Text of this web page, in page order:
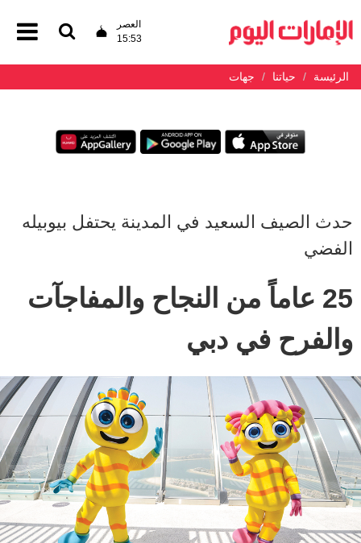
العصر
15:53
الرئيسة حياتنا جهات
حدث الصيف السعيد في المدينة يحتفل بيوبيله
الفضي
25 عاماً من النجاح والمفاجآت
والفرح في دبي